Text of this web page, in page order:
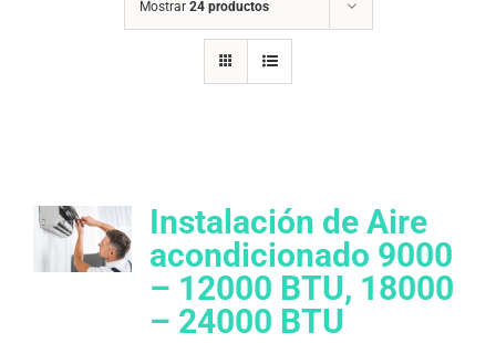
Mostrar 24 productos
Instalación de Aire
acondicionado 9000
– 12000 BTU, 18000
– 24000 BTU